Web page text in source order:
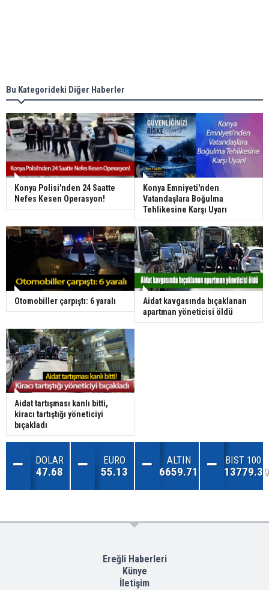
Bu Kategorideki Diğer Haberler
Konya Polisi'nden 24 Saatte
Nefes Kesen Operasyon!
Konya Emniyeti'nden
Vatandaşlara Boğulma
Tehlikesine Karşı Uyarı
Otomobiller çarpıştı: 6 yaralı
Aidat kavgasında bıçaklanan
apartman yöneticisi öldü
Aidat tartışması kanlı bitti,
kiracı tartıştığı yöneticiyi
bıçakladı
DOLAR
47.68
EURO
55.13
ALTIN
6659.71
BIST 100
13779.39
Ereğli Haberleri
Künye
İletişim